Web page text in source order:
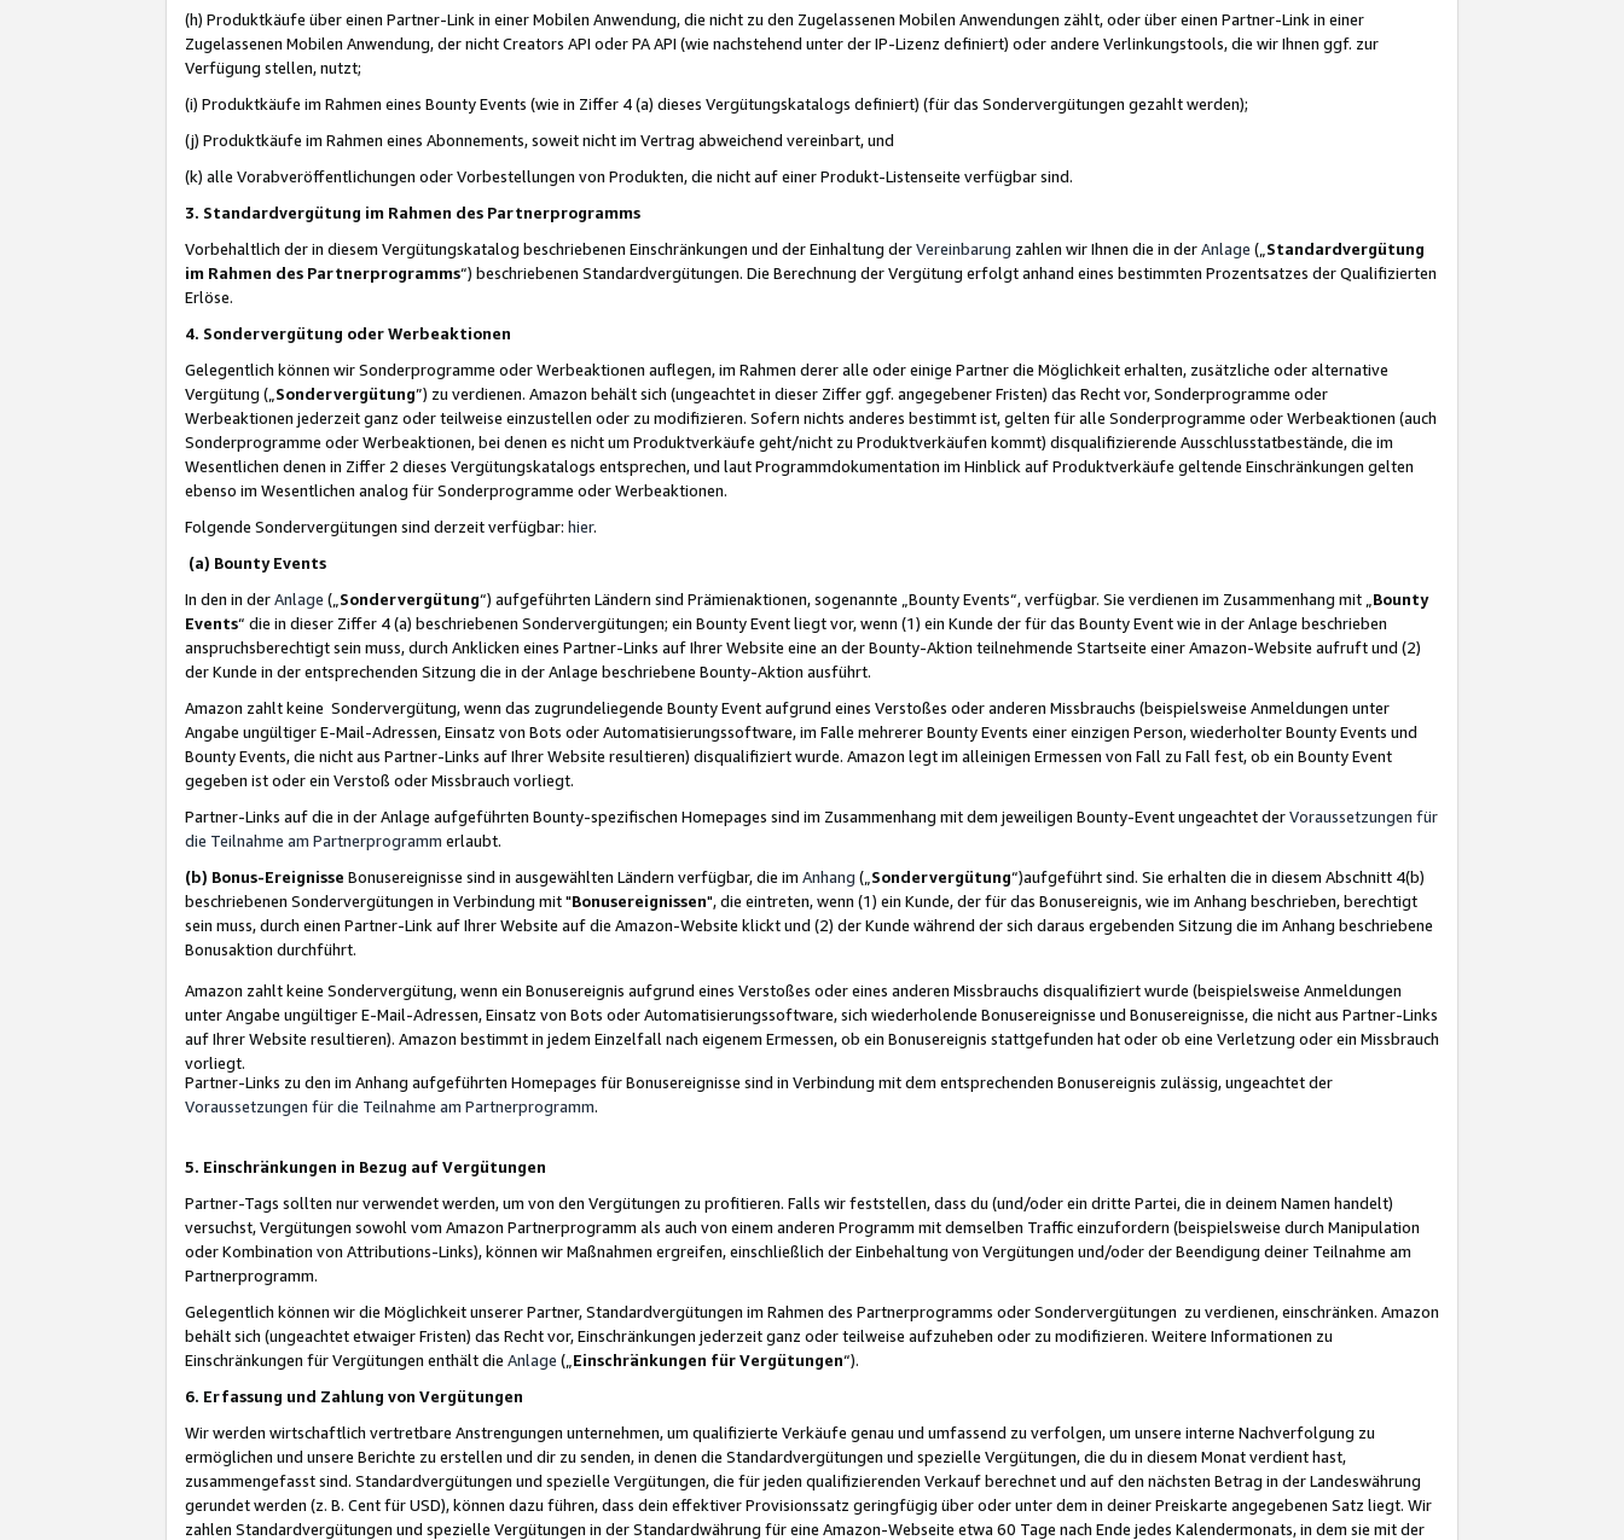
(h) Produktkäufe über einen Partner-Link in einer Mobilen Anwendung, die nicht zu den Zugelassenen Mobilen Anwendungen zählt, oder über einen Partner-Link in einer
Zugelassenen Mobilen Anwendung, der nicht Creators API oder PA API (wie nachstehend unter der IP-Lizenz definiert) oder andere Verlinkungstools, die wir Ihnen ggf. zur
Verfügung stellen, nutzt;
(i) Produktkäufe im Rahmen eines Bounty Events (wie in Ziffer 4 (a) dieses Vergütungskatalogs definiert) (für das Sondervergütungen gezahlt werden);
(j) Produktkäufe im Rahmen eines Abonnements, soweit nicht im Vertrag abweichend vereinbart, und
(k) alle Vorabveröffentlichungen oder Vorbestellungen von Produkten, die nicht auf einer Produkt-Listenseite verfügbar sind.
3. Standardvergütung im Rahmen des Partnerprogramms
Vorbehaltlich der in diesem Vergütungskatalog beschriebenen Einschränkungen und der Einhaltung derVereinbarung zahlen wir Ihnen die in derAnlage („ Standardvergütung
im Rahmen des Partnerprogramms“) beschriebenen Standardvergütungen. Die Berechnung der Vergütung erfolgt anhand eines bestimmten Prozentsatzes der Qualifizierten
Erlöse.
4. Sondervergütung oder Werbeaktionen
Gelegentlich können wir Sonderprogramme oder Werbeaktionen auflegen, im Rahmen derer alle oder einige Partner die Möglichkeit erhalten, zusätzliche oder alternative
Vergütung („ Sondervergütung”) zu verdienen. Amazon behält sich (ungeachtet in dieser Ziffer ggf. angegebener Fristen) das Recht vor, Sonderprogramme oder
Werbeaktionen jederzeit ganz oder teilweise einzustellen oder zu modifizieren. Sofern nichts anderes bestimmt ist, gelten für alle Sonderprogramme oder Werbeaktionen (auch
Sonderprogramme oder Werbeaktionen, bei denen es nicht um Produktverkäufe geht/nicht zu Produktverkäufen kommt) disqualifizierende Ausschlusstatbestände, die im
Wesentlichen denen in Ziffer 2 dieses Vergütungskatalogs entsprechen, und laut Programmdokumentation im Hinblick auf Produktverkäufe geltende Einschränkungen gelten
ebenso im Wesentlichen analog für Sonderprogramme oder Werbeaktionen.
Folgende Sondervergütungen sind derzeit verfügbar: hier.
(a) Bounty Events
In den in derAnlage („ Sondervergütung“) aufgeführten Ländern sind Prämienaktionen, sogenannte „Bounty Events“, verfügbar. Sie verdienen im Zusammenhang mit „ Bounty
Events“ die in dieser Ziffer 4 (a) beschriebenen Sondervergütungen; ein Bounty Event liegt vor, wenn (1) ein Kunde der für das Bounty Event wie in der Anlage beschrieben
anspruchsberechtigt sein muss, durch Anklicken eines Partner-Links auf Ihrer Website eine an der Bounty-Aktion teilnehmende Startseite einer Amazon-Website aufruft und (2)
der Kunde in der entsprechenden Sitzung die in der Anlage beschriebene Bounty-Aktion ausführt.
Amazon zahlt keine Sondervergütung, wenn das zugrundeliegende Bounty Event aufgrund eines Verstoßes oder anderen Missbrauchs (beispielsweise Anmeldungen unter
Angabe ungültiger E-Mail-Adressen, Einsatz von Bots oder Automatisierungssoftware, im Falle mehrerer Bounty Events einer einzigen Person, wiederholter Bounty Events und
Bounty Events, die nicht aus Partner-Links auf Ihrer Website resultieren) disqualifiziert wurde. Amazon legt im alleinigen Ermessen von Fall zu Fall fest, ob ein Bounty Event
gegeben ist oder ein Verstoß oder Missbrauch vorliegt.
Partner-Links auf die in der Anlage aufgeführten Bounty-spezifischen Homepages sind im Zusammenhang mit dem jeweiligen Bounty-Event ungeachtet derVoraussetzungen für
die Teilnahme am Partnerprogramm erlaubt.
(b) Bonus-Ereignisse Bonusereignisse sind in ausgewählten Ländern verfügbar, die im Anhang („ Sondervergütung“)aufgeführt sind. Sie erhalten die in diesem Abschnitt 4(b)
beschriebenen Sondervergütungen in Verbindung mit "Bonusereignissen", die eintreten, wenn (1) ein Kunde, der für das Bonusereignis, wie im Anhang beschrieben, berechtigt
sein muss, durch einen Partner-Link auf Ihrer Website auf die Amazon-Website klickt und (2) der Kunde während der sich daraus ergebenden Sitzung die im Anhang beschriebene
Bonusaktion durchführt.
Amazon zahlt keine Sondervergütung, wenn ein Bonusereignis aufgrund eines Verstoßes oder eines anderen Missbrauchs disqualifiziert wurde (beispielsweise Anmeldungen
unter Angabe ungültiger E-Mail-Adressen, Einsatz von Bots oder Automatisierungssoftware, sich wiederholende Bonusereignisse und Bonusereignisse, die nicht aus Partner-Links
auf Ihrer Website resultieren). Amazon bestimmt in jedem Einzelfall nach eigenem Ermessen, ob ein Bonusereignis stattgefunden hat oder ob eine Verletzung oder ein Missbrauch
vorliegt.
Partner-Links zu den im Anhang aufgeführten Homepages für Bonusereignisse sind in Verbindung mit dem entsprechenden Bonusereignis zulässig, ungeachtet der
Voraussetzungen für die Teilnahme am Partnerprogramm.
5. Einschränkungen in Bezug auf Vergütungen
Partner-Tags sollten nur verwendet werden, um von den Vergütungen zu profitieren. Falls wir feststellen, dass du (und/oder ein dritte Partei, die in deinem Namen handelt)
versuchst, Vergütungen sowohl vom Amazon Partnerprogramm als auch von einem anderen Programm mit demselben Traffic einzufordern (beispielsweise durch Manipulation
oder Kombination von Attributions-Links), können wir Maßnahmen ergreifen, einschließlich der Einbehaltung von Vergütungen und/oder der Beendigung deiner Teilnahme am
Partnerprogramm.
Gelegentlich können wir die Möglichkeit unserer Partner, Standardvergütungen im Rahmen des Partnerprogramms oder Sondervergütungen zu verdienen, einschränken. Amazon
behält sich (ungeachtet etwaiger Fristen) das Recht vor, Einschränkungen jederzeit ganz oder teilweise aufzuheben oder zu modifizieren. Weitere Informationen zu
Einschränkungen für Vergütungen enthält die Anlage („ Einschränkungen für Vergütungen“).
6. Erfassung und Zahlung von Vergütungen
Wir werden wirtschaftlich vertretbare Anstrengungen unternehmen, um qualifizierte Verkäufe genau und umfassend zu verfolgen, um unsere interne Nachverfolgung zu
ermöglichen und unsere Berichte zu erstellen und dir zu senden, in denen die Standardvergütungen und spezielle Vergütungen, die du in diesem Monat verdient hast,
zusammengefasst sind. Standardvergütungen und spezielle Vergütungen, die für jeden qualifizierenden Verkauf berechnet und auf den nächsten Betrag in der Landeswährung
gerundet werden (z. B. Cent für USD), können dazu führen, dass dein effektiver Provisionssatz geringfügig über oder unter dem in deiner Preiskarte angegebenen Satz liegt. Wir
zahlen Standardvergütungen und spezielle Vergütungen in der Standardwährung für eine Amazon-Webseite etwa 60 Tage nach Ende jedes Kalendermonats, in dem sie mit der